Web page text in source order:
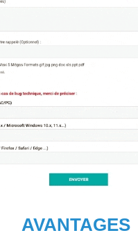
AVANTAGES